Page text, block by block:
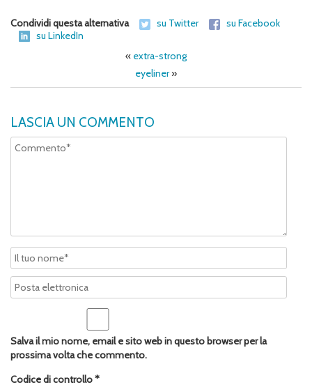
Condividi questa alternativa su Twitter
su Facebook
su LinkedIn
« extra-strong
eyeliner»
LASCIA UN COMMENTO
Salva il mio nome, email e sito web in questo browser per la
prossima volta che commento.
Codice di controllo*